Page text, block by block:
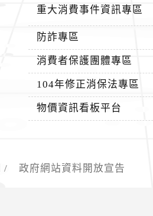
重大消費事件資訊專區
防詐專區
消費者保護團體專區
104年修正消保法專區
物價資訊看板平台
/ 政府網站資料開放宣告